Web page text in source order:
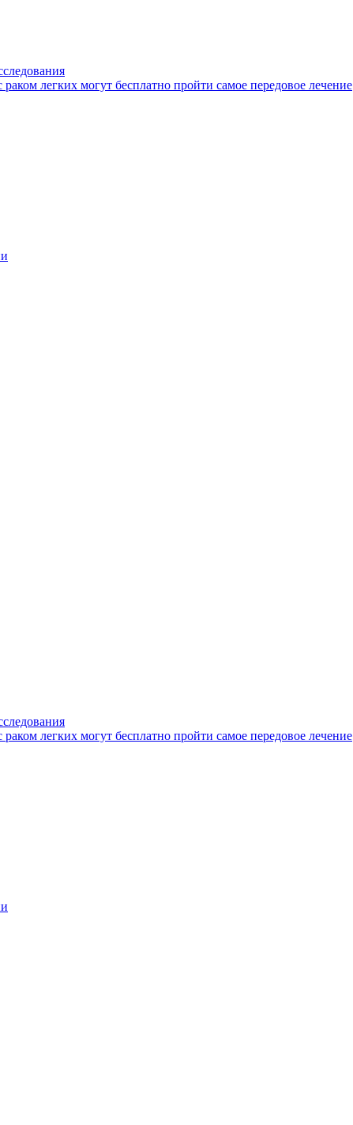
легких могут бесплатно пройти самое передовое лечение
легких могут бесплатно пройти самое передовое лечение